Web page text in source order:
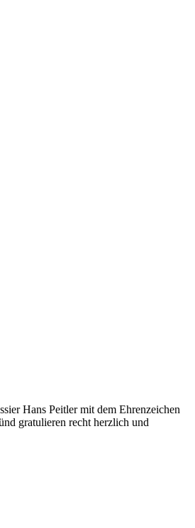
Hans Peitler mit dem Ehrenzeichen
gratulieren recht herzlich und